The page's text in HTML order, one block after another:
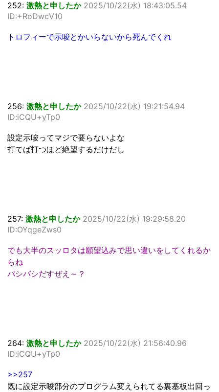
252: 激熱と申したか 2025/10/22(水) 18:43:05.54
ID:+RoDwcV10
トロフィーで示唆とかいらないから死んでくれ
256: 激熱と申したか 2025/10/22(水) 19:21:54.94
ID:iCQU+yTp0
設定示唆ってマジで要らないよな
打てば打つほど絶望するだけだし
257: 激熱と申したか 2025/10/22(水) 19:29:58.20
ID:OYqgeZws0
でも大半のスッロタは願望込みで思い違いをしてくれるか
らね
バシバシだすぜえ～？
264: 激熱と申したか 2025/10/22(水) 21:56:40.96
ID:iCQU+yTp0
>>257
既に設定示唆部分のプログラム変えられてる裏基板出回っ